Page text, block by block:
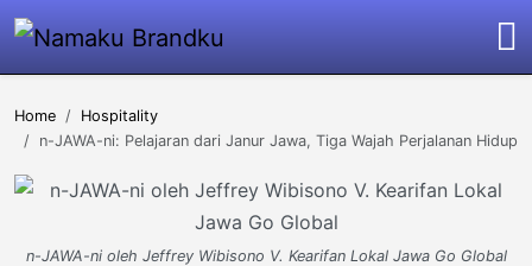
Home
Hospitality
n-JAWA-ni: Pelajaran dari Janur Jawa, Tiga Wajah Perjalanan Hidup
n-JAWA-ni oleh Jeffrey Wibisono V. Kearifan Lokal Jawa Go Global